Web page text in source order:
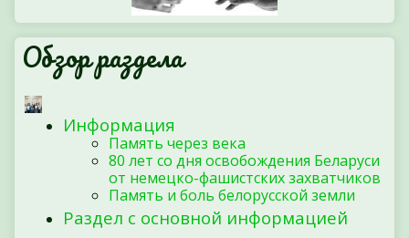
Обзор раздела
Информация
Память через века
80 лет со дня освобождения Беларуси
от немецко-фашистских захватчиков
Память и боль белорусской земли
Раздел с основной информацией